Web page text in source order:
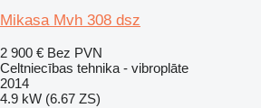
Mikasa Mvh 308 dsz
2 900 € Bez PVN
Celtniecības tehnika - vibroplāte
2014
4.9 kW (6.67 ZS)